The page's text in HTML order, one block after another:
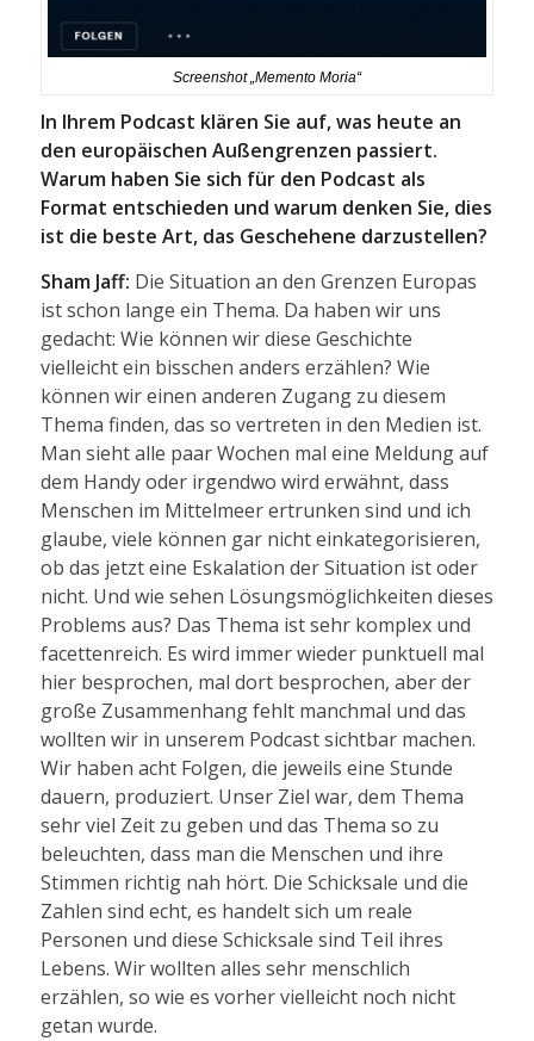
Screenshot „Memento Moria“
In Ihrem Podcast klären Sie auf, was heute an
den europäischen Außengrenzen passiert.
Warum haben Sie sich für den Podcast als
Format entschieden und warum denken Sie, dies
ist die beste Art, das Geschehene darzustellen?
Sham Jaff: Die Situation an den Grenzen Europas
ist schon lange ein Thema. Da haben wir uns
gedacht: Wie können wir diese Geschichte
vielleicht ein bisschen anders erzählen? Wie
können wir einen anderen Zugang zu diesem
Thema finden, das so vertreten in den Medien ist.
Man sieht alle paar Wochen mal eine Meldung auf
dem Handy oder irgendwo wird erwähnt, dass
Menschen im Mittelmeer ertrunken sind und ich
glaube, viele können gar nicht einkategorisieren,
ob das jetzt eine Eskalation der Situation ist oder
nicht. Und wie sehen Lösungsmöglichkeiten dieses
Problems aus? Das Thema ist sehr komplex und
facettenreich. Es wird immer wieder punktuell mal
hier besprochen, mal dort besprochen, aber der
große Zusammenhang fehlt manchmal und das
wollten wir in unserem Podcast sichtbar machen.
Wir haben acht Folgen, die jeweils eine Stunde
dauern, produziert. Unser Ziel war, dem Thema
sehr viel Zeit zu geben und das Thema so zu
beleuchten, dass man die Menschen und ihre
Stimmen richtig nah hört. Die Schicksale und die
Zahlen sind echt, es handelt sich um reale
Personen und diese Schicksale sind Teil ihres
Lebens. Wir wollten alles sehr menschlich
erzählen, so wie es vorher vielleicht noch nicht
getan wurde.